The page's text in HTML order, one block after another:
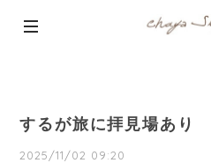
するが旅に拝見場あり
2025/11/02 09:20